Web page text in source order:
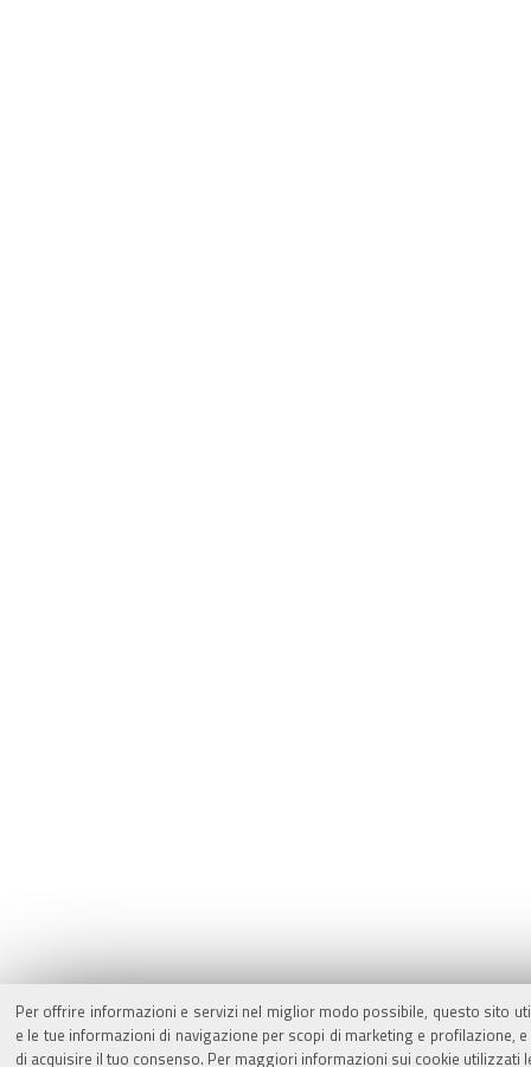
Per offrire informazioni e servizi nel miglior modo possibile, questo sito
e le tue informazioni di navigazione per scopi di marketing e
di acquisire il tuo consenso. Per maggiori informazioni sui cookie utilizzati